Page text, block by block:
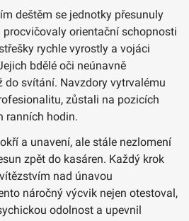
deštěm se jednotky přesunuly
procvičovaly orientační schopnosti
rychle vyrostly a vojáci
bdělé oči neúnavně
do svítání. Navzdory vytrvalému
zůstali na pozicích
ranních hodin.
a unavení, ale stále nezlomení
zpět do kasáren. Každý krok
nad únavou
náročný výcvik nejen otestoval,
odolnost a upevnil